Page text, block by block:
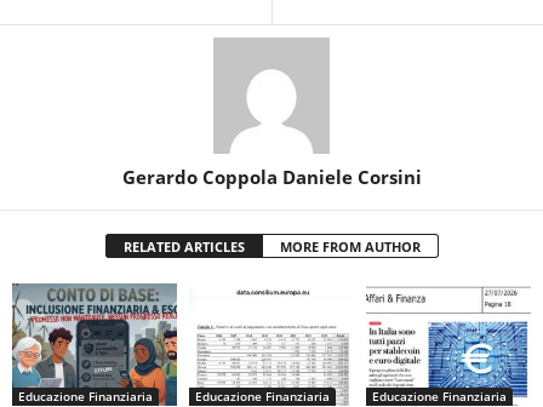
Gerardo Coppola Daniele Corsini
RELATED ARTICLES MORE FROM AUTHOR
Educazione Finanziaria Educazione Finanziaria Educazione Finanziaria